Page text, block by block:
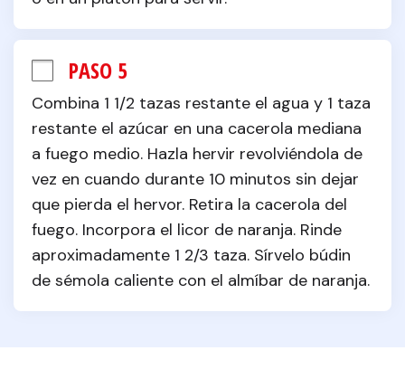
PASO 5
Combina 1 1/2 tazas restante el agua y 1 taza
restante el azúcar en una cacerola mediana
a fuego medio. Hazla hervir revolviéndola de
vez en cuando durante 10 minutos sin dejar
que pierda el hervor. Retira la cacerola del
fuego. Incorpora el licor de naranja. Rinde
aproximadamente 1 2/3 taza. Sírvelo búdin
de sémola caliente con el almíbar de naranja.